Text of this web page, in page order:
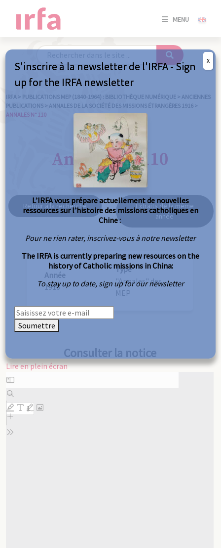
MENU
SE
/
IRFA > PUBLICATIONS MEP (1840-1964) : BIBLIOTHÈQUE NUMÉRIQUE > ANCIENNES
PUBLICATIONS > ANNALES DE LA SOCIÉTÉ DES MISSIONS ÉTRANGÈRES 1916 >
ANNALES N° 110
Annales n° 110
Retour à la recherche
Extraits de la même
année
Année
1916
Type
"Annales" des
MEP
Consulter la notice
Lire en plein écran
Aller
au
contenu
PDF
S'inscrire à la newsletter de l'IRFA - Sign
up for the IRFA newsletter
L’IRFA vous prépare actuellement de nouvelles
ressources sur l’histoire des missions catholiques en
Chine :
Pour ne rien rater, inscrivez-vous à notre newsletter
The IRFA is currently preparing new resources on the
history of Catholic missions in China:
To stay up to date, sign up for our newsletter
Soumettre
X